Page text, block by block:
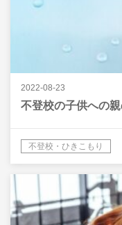
2022-08-23
不登校の子供への
不登校・ひきこもり